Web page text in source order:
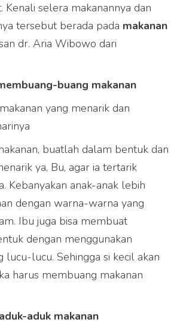
selera makanannya dan
tersebut berada pada makanan
dr. Aria Wibowo dari
buang makanan
yang menarik dan
buatlah dalam bentuk dan
ya, Bu, agar ia tertarik
Kebanyakan anak-anak lebih
dengan warna-warna yang
Ibu juga bisa membuat
dengan menggunakan
lucu-lucu. Sehingga si kecil akan
harus membuang makanan
aduk makanan